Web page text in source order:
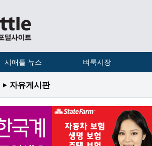
시애틀 뉴스 벼룩시장
▸ 자유게시판